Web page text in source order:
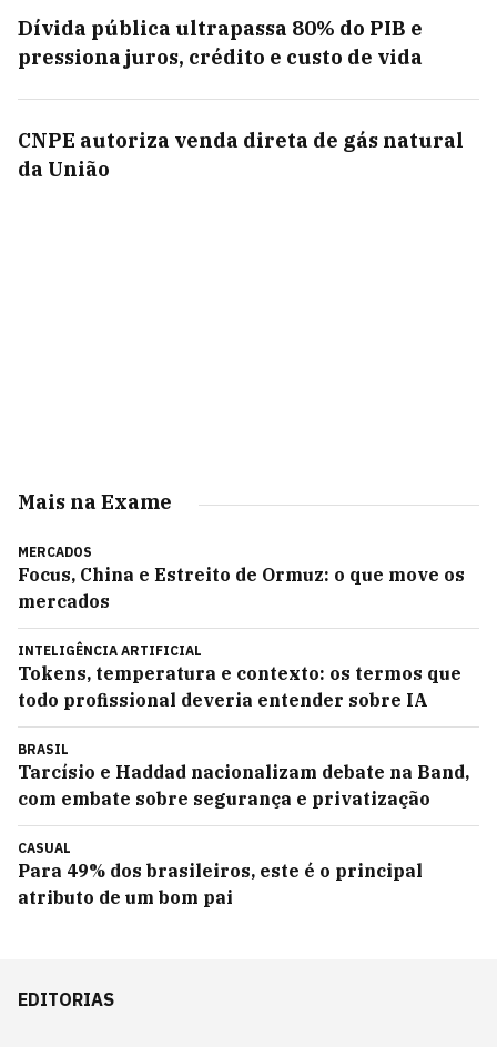
Dívida pública ultrapassa 80% do PIB e
pressiona juros, crédito e custo de vida
CNPE autoriza venda direta de gás natural
da União
Mais na Exame
MERCADOS
Focus, China e Estreito de Ormuz: o que move os
mercados
INTELIGÊNCIA ARTIFICIAL
Tokens, temperatura e contexto: os termos que
todo profissional deveria entender sobre IA
BRASIL
Tarcísio e Haddad nacionalizam debate na Band,
com embate sobre segurança e privatização
CASUAL
Para 49% dos brasileiros, este é o principal
atributo de um bom pai
EDITORIAS